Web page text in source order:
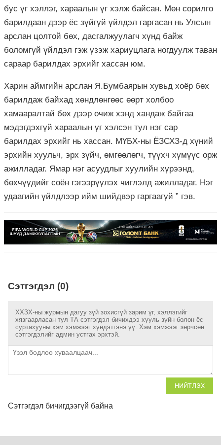
бус үг хэллэг, хараалын үг хэлж байсан. Мөн сорилго
барилдаан дээр ёс зүйгүй үйлдэл гаргасан нь Улсын
арслан цолтой бөх, дасгалжуулагч хүнд байж
боломгүй үйлдэл гэж үзэж хариуцлага ногдуулж таван
сараар барилдах эрхийг хассан юм.
Харин аймгийн арслан Я.Бумбаярын хувьд хоёр бөх
барилдаж байхад хөндлөнгөөс өөрт холбоо
хамааралтай бөх дээр очиж хэнд хандаж байгаа
мэдэгдэхгүй хараалын үг хэлсэн тул нэг сар
барилдах эрхийг нь хассан. МҮБХ-ны ЁЗСХЗ-д хүний
эрхийн хуульч, эрх зүйч, өмгөөлөгч, түүхч хүмүүс орж
ажилладаг. Ямар нэг асуудлыг хуулийн хүрээнд,
бөхчүүдийг соён гэгээрүүлэх чиглэлд ажилладаг. Нэг
удаагийн үйлдлээр ийм шийдвэр гаргаагүй ” гэв.
Сэтгэгдэл (0)
ХХЗХ-ны журмын дагуу зүй зохисгүй зарим үг, хэллэгийг
хязгаарласан тул ТА сэтгэгдэл бичихдээ хууль зүйн болон ёс
суртахууны хэм хэмжээг хүндэтгэнэ үү. Хэм хэмжээг зөрчсөн
сэтгэгдэлийг админ устгах эрхтэй.
НИЙТЛЭХ
Сэтгэгдэл бичигдээгүй байна